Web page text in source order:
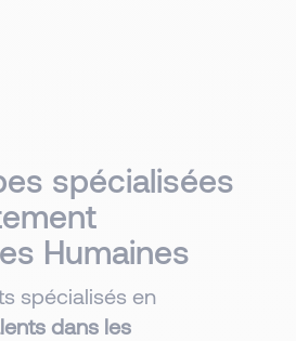
spécialisées
Humaines
spécialisés en
dans les